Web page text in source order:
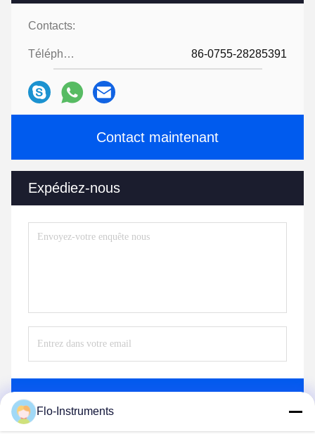
Contacts:
Téléphone: 86-0755-28285391
Contact maintenant
Expédiez-nous
Flo-Instruments